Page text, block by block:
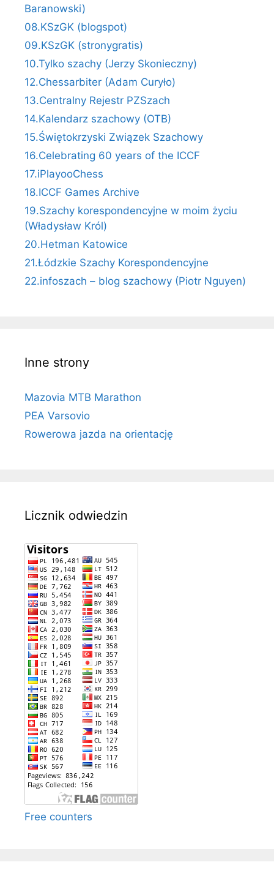
Baranowski)
08.KSzGK (blogspot)
09.KSzGK (stronygratis)
10.Tylko szachy (Jerzy Skonieczny)
12.Chessarbiter (Adam Curyło)
13.Centralny Rejestr PZSzach
14.Kalendarz szachowy (OTB)
15.Świętokrzyski Związek Szachowy
16.Celebrating 60 years of the ICCF
17.iPlayooChess
18.ICCF Games Archive
19.Szachy korespondencyjne w moim życiu
(Władysław Król)
20.Hetman Katowice
21.Łódzkie Szachy Korespondencyjne
22.infoszach – blog szachowy (Piotr Nguyen)
Inne strony
Mazovia MTB Marathon
PEA Varsovio
Rowerowa jazda na orientację
Licznik odwiedzin
Free counters